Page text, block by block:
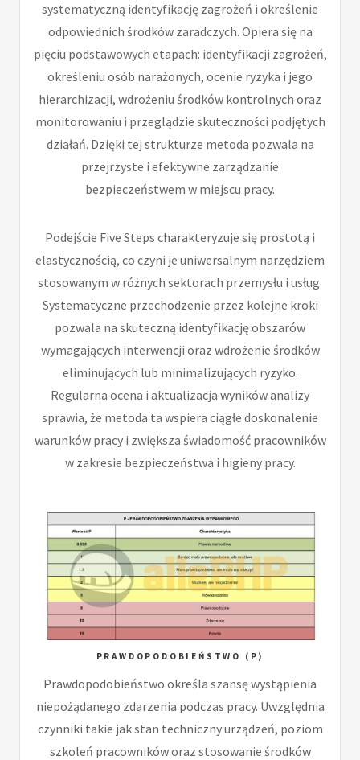
systematyczną identyfikację zagrożeń i określenie
odpowiednich środków zaradczych. Opiera się na
pięciu podstawowych etapach: identyfikacji zagrożeń,
określeniu osób narażonych, ocenie ryzyka i jego
hierarchizacji, wdrożeniu środków kontrolnych oraz
monitorowaniu i przeglądzie skuteczności podjętych
działań. Dzięki tej strukturze metoda pozwala na
przejrzyste i efektywne zarządzanie
bezpieczeństwem w miejscu pracy.
Podejście Five Steps charakteryzuje się prostotą i
elastycznością, co czyni je uniwersalnym narzędziem
stosowanym w różnych sektorach przemysłu i usług.
Systematyczne przechodzenie przez kolejne kroki
pozwala na skuteczną identyfikację obszarów
wymagających interwencji oraz wdrożenie środków
eliminujących lub minimalizujących ryzyko.
Regularna ocena i aktualizacja wyników analizy
sprawia, że metoda ta wspiera ciągłe doskonalenie
warunków pracy i zwiększa świadomość pracowników
w zakresie bezpieczeństwa i higieny pracy.
PRAWDOPODOBIEŃSTWO (P)
Prawdopodobieństwo określa szansę wystąpienia
niepożądanego zdarzenia podczas pracy. Uwzględnia
czynniki takie jak stan techniczny urządzeń, poziom
szkoleń pracowników oraz stosowanie środków